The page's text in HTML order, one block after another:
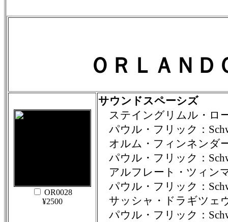
ＯＲＬＡＮ
OR0028
¥2500
サウンドスペーシズ
ステイングリムル・ロ
パウル・フリック：
オルム・フィンネンダー
パウル・フリック：
アルフレート・ツィン
パウル・フリック：
サッシャ・ドラギツェ
パウル・フリック：